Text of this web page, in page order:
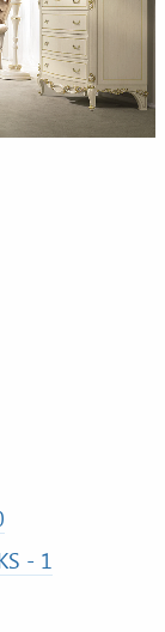
входят:
комод, кресло,
- 1